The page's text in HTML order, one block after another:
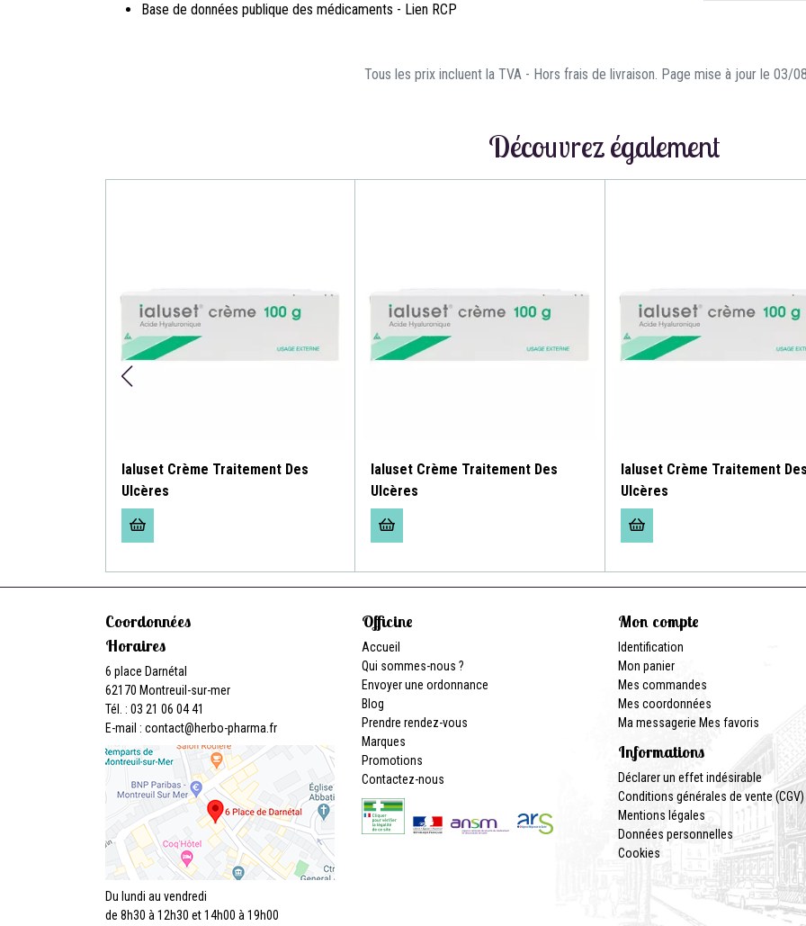
Base de données publique des médicaments - Lien RCP
Tous les prix incluent la TVA - Hors frais de livraison. Page mise à jour le 03/
Découvrez également
Ialuset Crème Traitement Des
Ulcères
Ialuset Crème Traitement Des
Ulcères
Ialuset Crème Traitement
Ulcères
Coordonnées
Horaires
6 place Darnétal
62170 Montreuil-sur-mer
Tél. : 03 21 06 04 41
E-mail : contact@herbo-pharma.fr
Du lundi au vendredi
de 8h30 à 12h30 et 14h00 à 19h00
Officine
Accueil
Qui sommes-nous ?
Envoyer une ordonnance
Blog
Prendre rendez-vous
Marques
Promotions
Contactez-nous
Mon compte
Identification
Mon panier
Mes commandes
Mes coordonnées
Ma messagerie Mes favoris
Informations
Déclarer un effet indésirable
Conditions générales de vente (CGV)
Mentions légales
Données personnelles
Cookies